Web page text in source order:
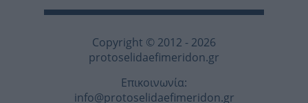
Copyright © 2012 - 2026
protoselidaefimeridon.gr
Επικοινωνία:
info@protoselidaefimeridon.gr